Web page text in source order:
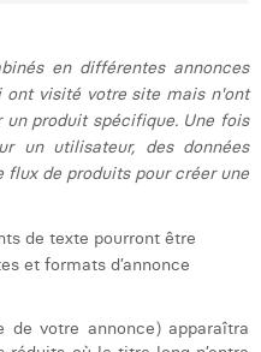
en différentes annonces
ont visité votre site mais n'ont
produit spécifique. Une fois
un utilisateur, des données
de produits pour créer une
de texte pourront être
et formats d’annonce
de votre annonce) apparaîtra